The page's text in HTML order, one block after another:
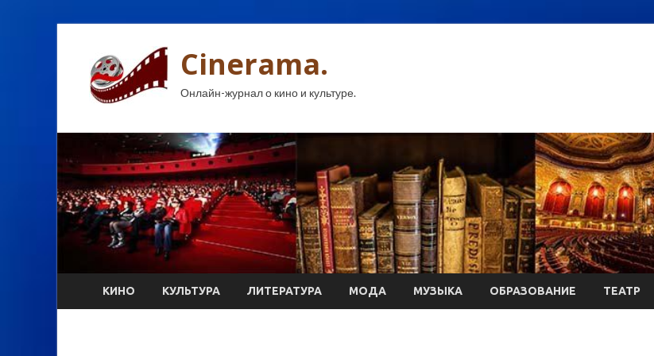
Cinerama.
Онлайн-журнал о кино и культуре.
КИНО КУЛЬТУРА ЛИТЕРАТУРА МОДА МУЗЫКА ОБРАЗОВАНИЕ ТЕАТР